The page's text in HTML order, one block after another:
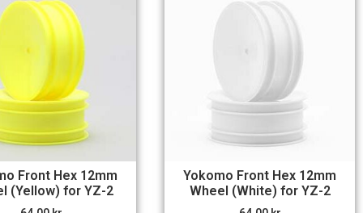
Front Hex 12mm
(Yellow) for YZ-2
Yokomo Front Hex 12mm
Wheel (White) for YZ-2